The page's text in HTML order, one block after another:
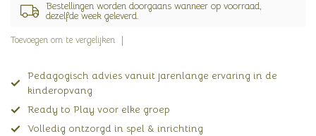
Bestellingen worden doorgaans wanneer op voorraad,
dezelfde week geleverd.
Toevoegen om te vergelijken
Pedagogisch advies vanuit jarenlange ervaring in de
kinderopvang
Ready to Play voor elke groep
Volledig ontzorgd in spel & inrichting